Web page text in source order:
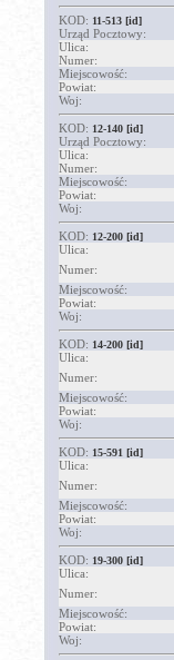
KOD: 11-513 [id]
Urząd Pocztowy:
Ulica:
Numer:
Miejscowość:
Powiat:
Woj:
KOD: 12-140 [id]
Urząd Pocztowy:
Ulica:
Numer:
Miejscowość:
Powiat:
Woj:
KOD: 12-200 [id]
Ulica:
Numer:
Miejscowość:
Powiat:
Woj:
KOD: 14-200 [id]
Ulica:
Numer:
Miejscowość:
Powiat:
Woj:
KOD: 15-591 [id]
Ulica:
Numer:
Miejscowość:
Powiat:
Woj:
KOD: 19-300 [id]
Ulica:
Numer:
Miejscowość:
Powiat:
Woj: